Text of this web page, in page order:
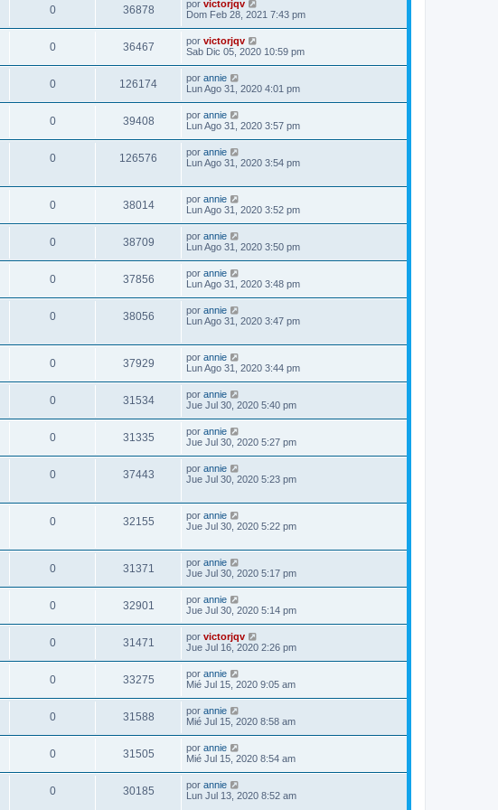
0 36878 por victorjqv
Dom Feb 28, 2021 7:43 pm
0 36467 por victorjqv
Sab Dic 05, 2020 10:59 pm
0 126174 por annie
Lun Ago 31, 2020 4:01 pm
0 39408 por annie
Lun Ago 31, 2020 3:57 pm
0 126576 por annie
Lun Ago 31, 2020 3:54 pm
0 38014 por annie
Lun Ago 31, 2020 3:52 pm
0 38709 por annie
Lun Ago 31, 2020 3:50 pm
0 37856 por annie
Lun Ago 31, 2020 3:48 pm
0 38056 por annie
Lun Ago 31, 2020 3:47 pm
0 37929 por annie
Lun Ago 31, 2020 3:44 pm
0 31534 por annie
Jue Jul 30, 2020 5:40 pm
0 31335 por annie
Jue Jul 30, 2020 5:27 pm
0 37443 por annie
Jue Jul 30, 2020 5:23 pm
0 32155 por annie
Jue Jul 30, 2020 5:22 pm
0 31371 por annie
Jue Jul 30, 2020 5:17 pm
0 32901 por annie
Jue Jul 30, 2020 5:14 pm
0 31471 por victorjqv
Jue Jul 16, 2020 2:26 pm
0 33275 por annie
Mié Jul 15, 2020 9:05 am
0 31588 por annie
Mié Jul 15, 2020 8:58 am
0 31505 por annie
Mié Jul 15, 2020 8:54 am
0 30185 por annie
Lun Jul 13, 2020 8:52 am